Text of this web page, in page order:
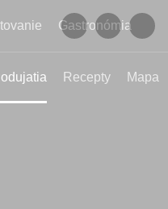
Gastronómia
Recepty Mapa